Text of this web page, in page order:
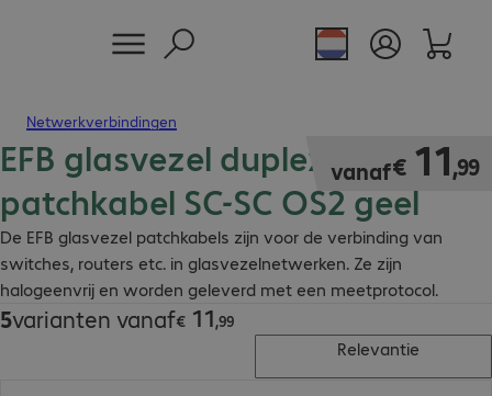
Netwerkverbindingen
EFB glasvezel duplex
patchkabel SC-SC OS2 geel
De EFB glasvezel patchkabels zijn voor de verbinding van
switches, routers etc. in glasvezelnetwerken. Ze zijn
halogeenvrij en worden geleverd met een meetprotocol.
vanaf€ 11,99
€ 11,99
5varianten vanaf€ 11,99
€ 11,99
Relevantie